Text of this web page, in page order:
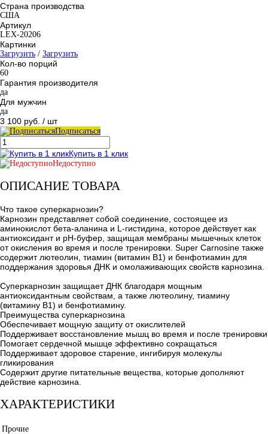
Страна производства
США
Артикул
LEX-20206
Картинки
Загрузить / Загрузить
Кол-во порций
60
Гарантия производителя
да
Для мужчин
да
3 100 руб. / шт
Подписаться
Купить в 1 клик
Недоступно
ОПИСАНИЕ ТОВАРА
Что такое суперкарнозин?
Карнозин представляет собой соединение, состоящее из
аминокислот бета-аланина и L-гистидина, которое действует как
антиоксидант и рН-буфер, защищая мембраны мышечных клеток
от окисления во время и после тренировки. Super Carnosine также
содержит лютеолин, тиамин (витамин B1) и бенфотиамин для
поддержания здоровья ДНК и омолаживающих свойств карнозина.
Суперкарнозин защищает ДНК благодаря мощным
антиоксидантным свойствам, а также лютеолину, тиамину
(витамину B1) и бенфотиамину.
Преимущества суперкарнозина
Обеспечивает мощную защиту от окислителей
Поддерживает восстановление мышц во время и после тренировки
Помогает сердечной мышце эффективно сокращаться
Поддерживает здоровое старение, ингибируя молекулы
гликирования
Содержит другие питательные вещества, которые дополняют
действие карнозина.
ХАРАКТЕРИСТИКИ
Прочие